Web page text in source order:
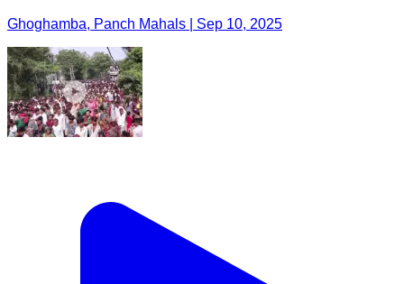
Ghoghamba, Panch Mahals | Sep 10, 2025